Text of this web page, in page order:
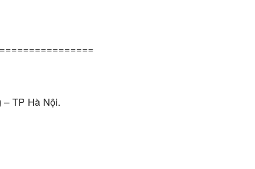
TP Hà Nội.